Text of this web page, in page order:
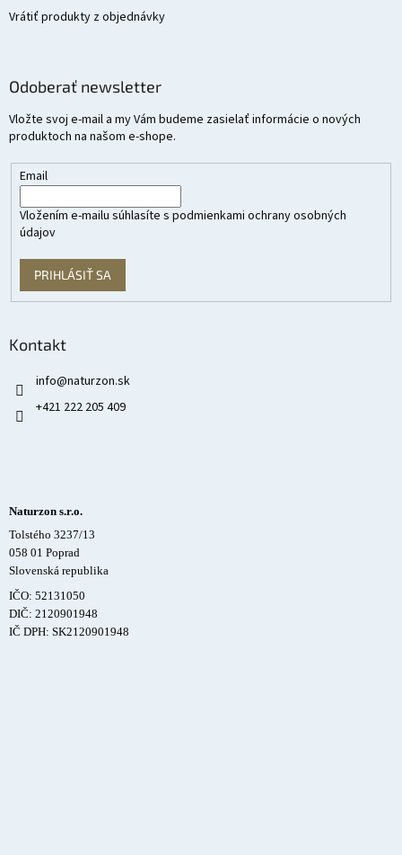
Vrátiť produkty z objednávky
Odoberať newsletter
Vložte svoj e-mail a my Vám budeme zasielať informácie o nových
produktoch na našom e-shope.
Email
Vložením e-mailu súhlasíte s podmienkami ochrany osobných
údajov
PRIHLÁSIŤ SA
Kontakt
info@naturzon.sk
+421 222 205 409
Naturzon s.r.o.
Tolstého 3237/13
058 01 Poprad
Slovenská republika
IČO: 52131050
DIČ: 2120901948
IČ DPH: SK2120901948